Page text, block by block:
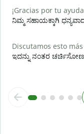
¡Gracias por tu
ನಿಮ್ಮ ಸಹಾಯಕ್ಕಾಗಿ
Discutamos esto
ಇದನ್ನು ನಂತರ ಚರ್ಚಿಸೋಣ